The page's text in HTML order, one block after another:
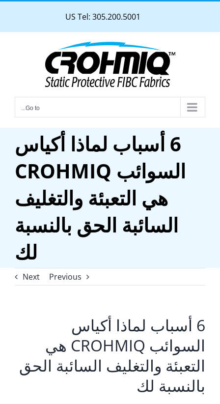
content
US Tel: 305.200.5001
Go to...
6 أسباب لماذا أكياس
السوائب CROHMIQ
هي التعبئة والتغليف
السائبة الحق بالنسبة
لك
Previous
Next
6 أسباب لماذا أكياس
السوائب CROHMIQ هي
التعبئة والتغليف السائبة الحق
بالنسبة لك